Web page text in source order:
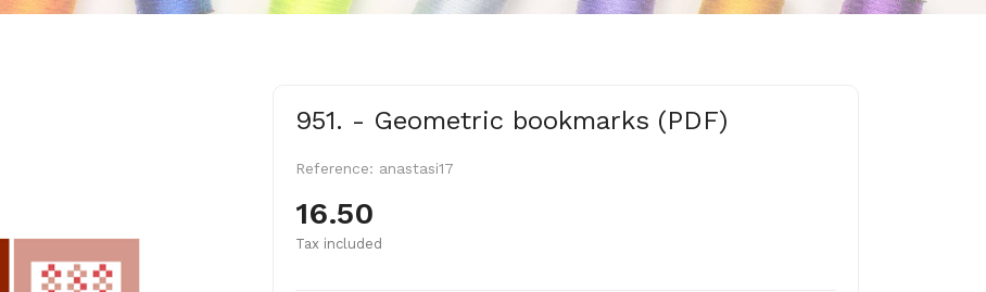
951. - Geometric bookmarks (PDF)
Reference: anastasi17
16.50
Tax included